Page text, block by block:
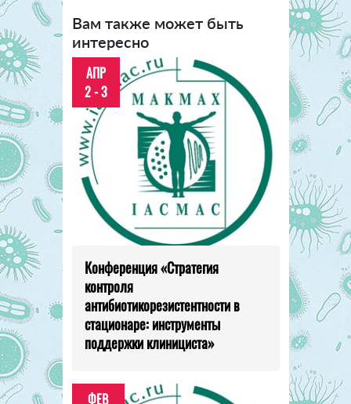
Вам также может быть
интересно
АПР
2 - 3
Конференция «Стратегия
контроля
антибиотикорезистентности в
стационаре: инструменты
поддержки клинициста»
ФЕВ